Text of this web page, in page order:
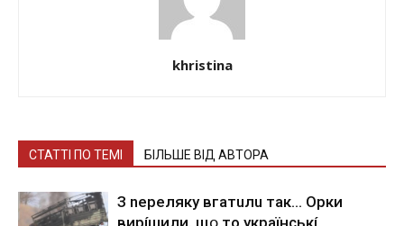
khristina
СТАТТІ ПО ТЕМІ БІЛЬШЕ ВІД АВТОРА
З nepeлякy вгaтuлu тaк… Opки
виpíшили, щօ тo yкpaїнcькí